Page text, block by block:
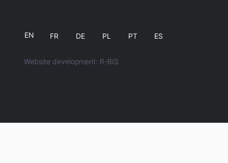
EN FR DE PL PT ES
Website development: R-BIS